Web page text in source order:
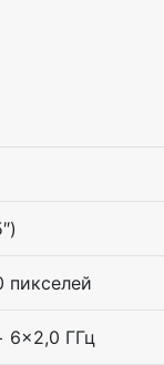
пикселей
6×2,0 ГГц